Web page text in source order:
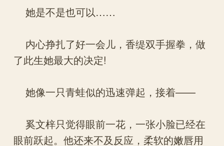
她是不是也可以……
内心挣扎了好一会儿，香缇双手握拳，做
了此生她最大的决定!
她像一只青蛙似的迅速弹起，接着——
奚文梓只觉得眼前一花，一张小脸已经在
眼前跃起。他还来不及反应，柔软的嫩唇用